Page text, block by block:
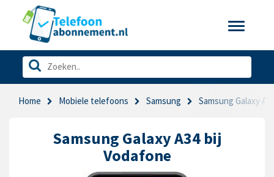
Toggle
Home Mobiele telefoons Samsung Samsung Galaxy
Samsung Galaxy A34 bij
Vodafone